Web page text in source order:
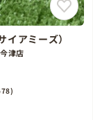
アミーズ）
津店